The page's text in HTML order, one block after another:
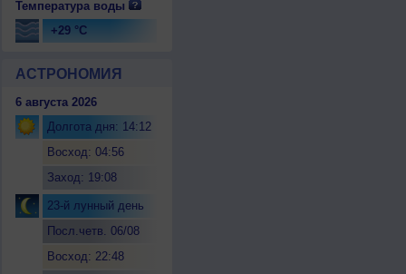
Температура воды
+29 °C
АСТРОНОМИЯ
6 августа 2026
Долгота дня: 14:12
Восход: 04:56
Заход: 19:08
23-й лунный день
Посл.четв. 06/08
Восход: 22:48